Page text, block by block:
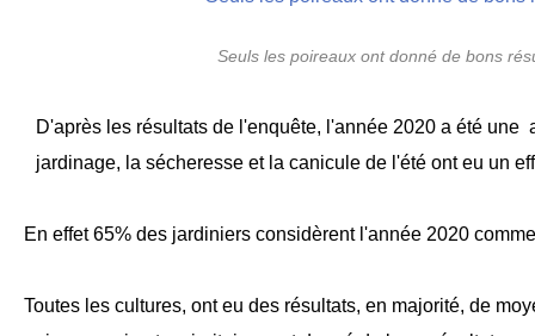
Seuls les poireaux ont donné de bons
D'après les résultats de l'enquête, l'année 2020 a été une
jardinage, la sécheresse et la canicule de l'été ont eu un
En effet 65% des jardiniers considèrent l'année 2020
Toutes les cultures, ont eu des résultats, en majorité, de